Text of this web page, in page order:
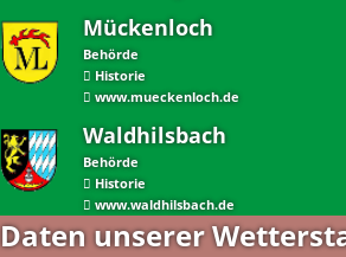
Mückenloch
Behörde
Historie
www.mueckenloch.de
Waldhilsbach
Behörde
Historie
www.waldhilsbach.de
Daten unserer